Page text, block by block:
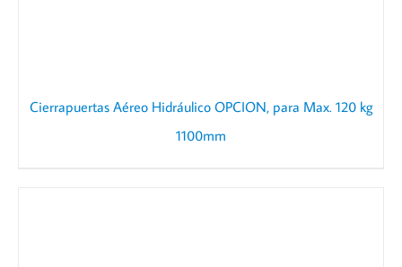
Cierrapuertas Aéreo Hidráulico OPCION, para Max. 120 kg
1100mm